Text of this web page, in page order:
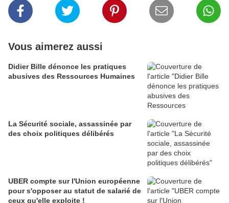
Vous aimerez aussi
Didier Bille dénonce les pratiques
abusives des Ressources Humaines
La Sécurité sociale, assassinée par
des choix politiques délibérés
UBER compte sur l'Union européenne
pour s'opposer au statut de salarié de
ceux qu'elle exploite !